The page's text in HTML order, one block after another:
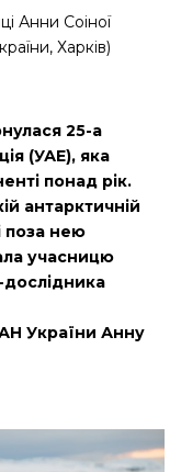
Анни Соіної
Харків)
25-а
(УАЕ), яка
понад рік.
антарктичній
поза нею
учасницю
дослідника
України Анну